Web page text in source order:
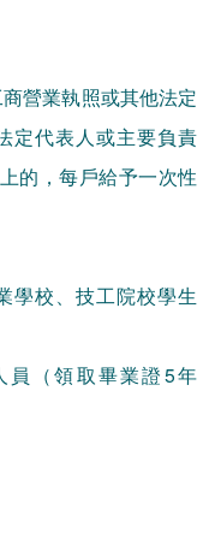
營業執照或其他法定
定代表人或主要負責
的，每戶給予一次性
學校、技工院校學生
員（領取畢業證5年